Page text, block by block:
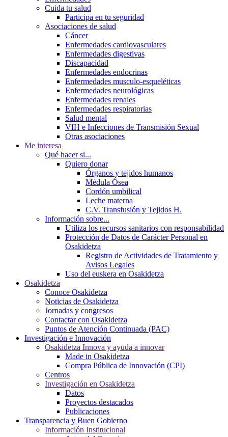
Cuida tu salud
Participa en tu seguridad
Asociaciones de salud
Cáncer
Enfermedades cardiovasculares
Enfermedades digestivas
Discapacidad
Enfermedades endocrinas
Enfermedades musculo-esqueléticas
Enfermedades neurológicas
Enfermedades renales
Enfermedades respiratorias
Salud mental
VIH e Infecciones de Transmisión Sexual
Otras asociaciones
Me interesa
Qué hacer si...
Quiero donar
Órganos y tejidos humanos
Médula Ósea
Cordón umbilical
Leche materna
C.V. Transfusión y Tejidos H.
Información sobre...
Utiliza los recursos sanitarios con responsabilidad
Protección de Datos de Carácter Personal en
Osakidetza
Registro de Actividades de Tratamiento y
Avisos Legales
Uso del euskera en Osakidetza
Osakidetza
Conoce Osakidetza
Noticias de Osakidetza
Jornadas y congresos
Contactar con Osakidetza
Puntos de Atención Continuada (PAC)
Investigación e Innovación
Osakidetza Innova y ayuda a innovar
Made in Osakidetza
Compra Pública de Innovación (CPI)
Centros
Investigación en Osakidetza
Datos
Proyectos destacados
Publicaciones
Transparencia y Buen Gobierno
Información Institucional